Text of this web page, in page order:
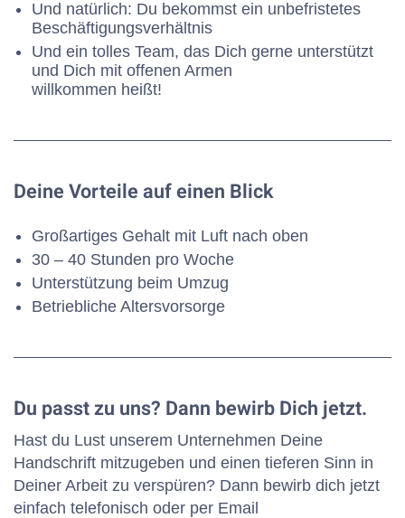
Und natürlich: Du bekommst ein unbefristetes
Beschäftigungsverhältnis
Und ein tolles Team, das Dich gerne unterstützt
und Dich mit offenen Armen
willkommen heißt!
Deine Vorteile auf einen Blick
Großartiges Gehalt mit Luft nach oben
30 – 40 Stunden pro Woche
Unterstützung beim Umzug
Betriebliche Altersvorsorge
Du passt zu uns? Dann bewirb Dich jetzt.
Hast du Lust unserem Unternehmen Deine
Handschrift mitzugeben und einen tieferen Sinn in
Deiner Arbeit zu verspüren? Dann bewirb dich jetzt
einfach telefonisch oder per Email